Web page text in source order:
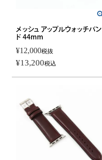
メッシュ アップルウォッチバン
ド 44mm
¥12,000税抜
¥13,200税込